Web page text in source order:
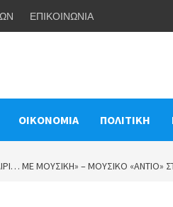
ΕΠΙΚΟΙΝΩΝΙΑ
ΟΙΚΟΝΟΜΙΑ ΠΟΛΙΤΙΚΗ
ΜΕ ΜΟΥΣΙΚΉ» – ΜΟΥΣΙΚΌ